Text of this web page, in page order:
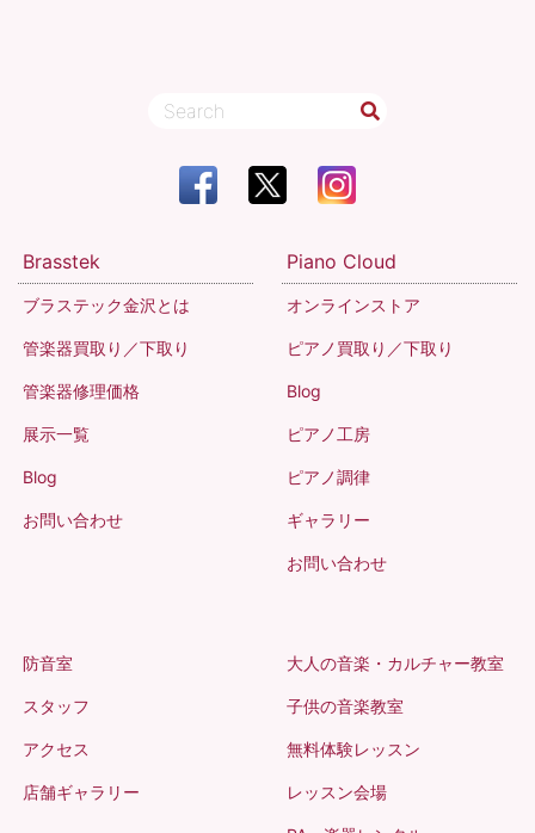
Brasstek
ブラステック金沢とは
管楽器買取り／下取り
管楽器修理価格
展示一覧
Blog
お問い合わせ
Piano Cloud
オンラインストア
ピアノ買取り／下取り
Blog
ピアノ工房
ピアノ調律
ギャラリー
お問い合わせ
防音室
スタッフ
アクセス
店舗ギャラリー
大人の音楽・カルチャー教室
子供の音楽教室
無料体験レッスン
レッスン会場